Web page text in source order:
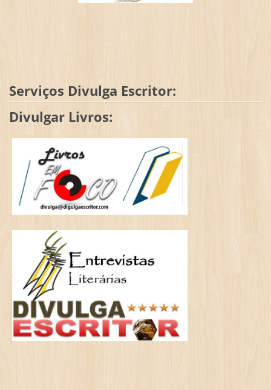
Serviços Divulga Escritor:
Divulgar Livros: